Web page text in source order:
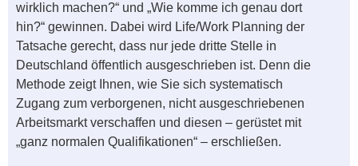
wirklich machen?“ und „Wie komme ich genau dort
hin?“ gewinnen. Dabei wird Life/Work Planning der
Tatsache gerecht, dass nur jede dritte Stelle in
Deutschland öffentlich ausgeschrieben ist. Denn die
Methode zeigt Ihnen, wie Sie sich systematisch
Zugang zum verborgenen, nicht ausgeschriebenen
Arbeitsmarkt verschaffen und diesen – gerüstet mit
„ganz normalen Qualifikationen“ – erschließen.